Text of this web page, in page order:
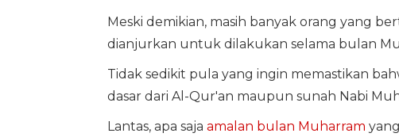
Meski demikian, masih banyak orang yang
dianjurkan untuk dilakukan selama bulan
Tidak sedikit pula yang ingin memastikan
dasar dari Al-Qur'an maupun sunah Nabi
Lantas, apa saja amalan bulan Muharram